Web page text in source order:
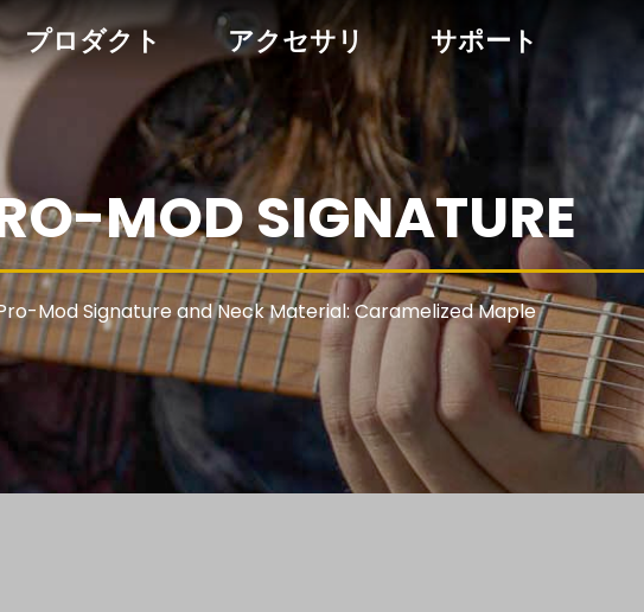
プロダクト アクセサリ サポート
MOD SIGNATURE
Mod Signature and Neck Material: Caramelized Maple